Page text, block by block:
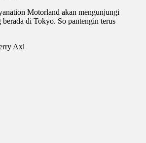
Motorland akan mengunjungi
di Tokyo. So pantengin terus
Axl